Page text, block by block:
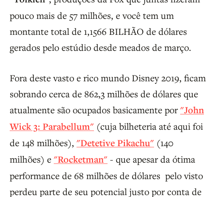
pouco mais de 57 milhões, e você tem um
montante total de 1,1566 BILHÃO de dólares
gerados pelo estúdio desde meados de março.
Fora deste vasto e rico mundo Disney 2019, ficam
sobrando cerca de 862,3 milhões de dólares que
atualmente são ocupados basicamente por"John
Wick 3: Parabellum" (cuja bilheteria até aqui foi
de 148 milhões), "Detetive Pikachu" (140
milhões) e "Rocketman" - que apesar da ótima
performance de 68 milhões de dólares pelo visto
perdeu parte de seu potencial justo por conta de